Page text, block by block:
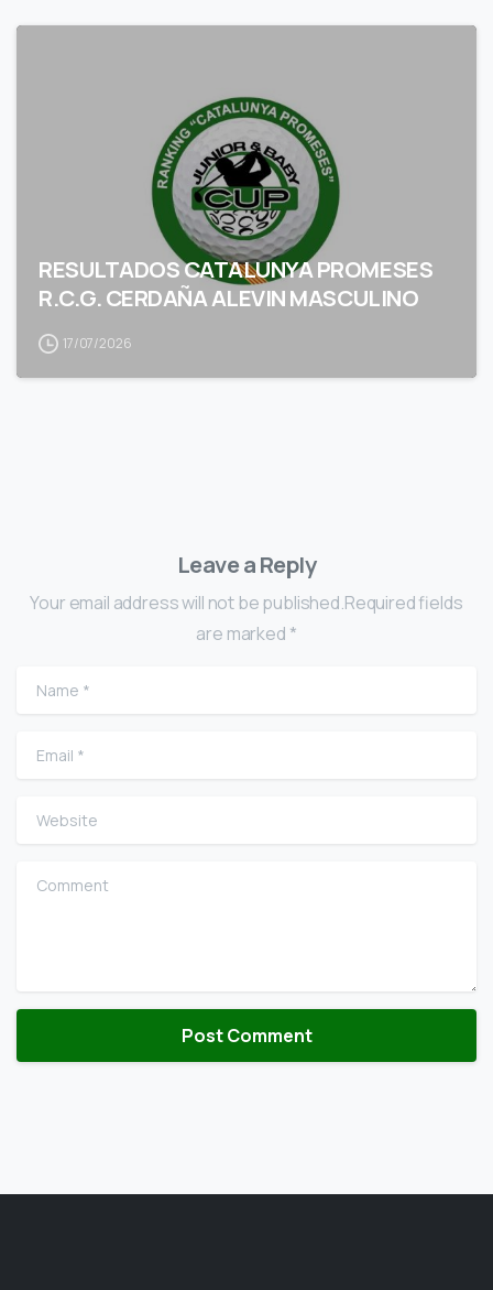
RESULTADOS CATALUNYA PROMESES
R.C.G. CERDAÑA ALEVIN MASCULINO
17/07/2026
Leave a Reply
Your email address will not be published.Required fields
are marked *
Name
Email
Website
Comment